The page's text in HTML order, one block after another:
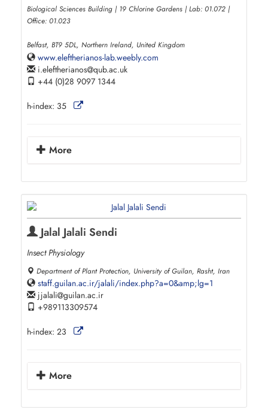
Biological Sciences Building | 19 Chlorine Gardens | Lab: 01.072 |
Office: 01.023
Belfast, BT9 5DL, Northern Ireland, United Kingdom
www.eleftherianos-lab.weebly.com
i.eleftherianos qub.ac.uk
+44 (0)28 9097 1344
h-index: 35
More
Jalal Jalali Sendi
Insect Physiology
Department of Plant Protection, University of Guilan, Rasht, Iran
staff.guilan.ac.ir/jalali/index.php?a=0&amp;lg=1
jjalali guilan.ac.ir
+989113309574
h-index: 23
More